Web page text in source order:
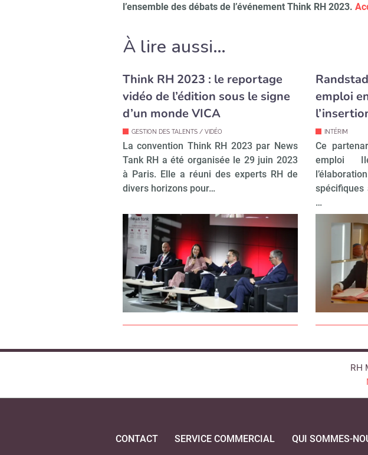
l’ensemble des débats de l’événement Think RH 2023.
À lire aussi…
Think RH 2023 : le reportage
vidéo de l’édition sous le signe
d’un monde VICA
GESTION DES TALENTS / VIDÉO
La convention Think RH 2023 par News
Tank RH a été organisée le 29 juin 2023
à Paris. Elle a réuni des experts RH de
divers horizons pour…
emploi
INTÉRIM
Ce
emploi
spécifiques
…
RH
CONTACT SERVICE COMMERCIAL QUI SOMMES-